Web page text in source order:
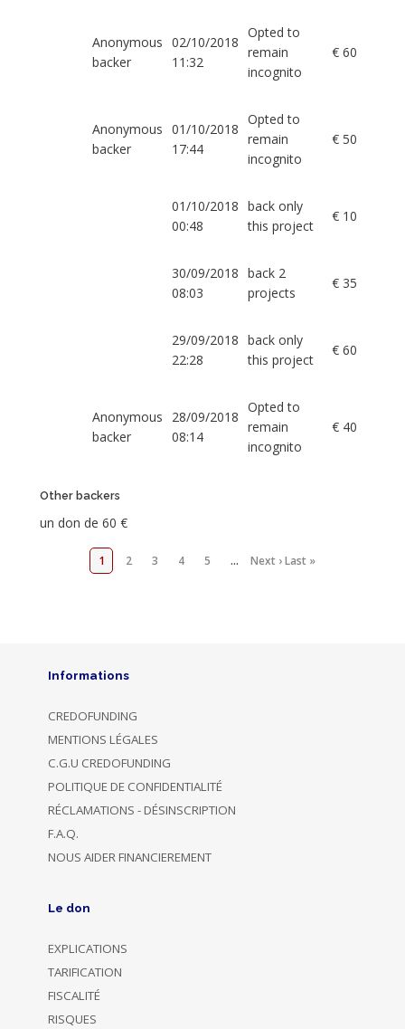
Anonymous
backer
02/10/2018
11:32
Opted to
remain
incognito
€ 60
Anonymous
backer
01/10/2018
17:44
Opted to
remain
incognito
€ 50
01/10/2018
00:48
back only
this project
€ 10
30/09/2018
08:03
back 2
projects
€ 35
29/09/2018
22:28
back only
this project
€ 60
Anonymous
backer
28/09/2018
08:14
Opted to
remain
incognito
€ 40
Other backers
un don de 60 €
1 2 3 4 5 … Next ›Last »
Informations
CREDOFUNDING
MENTIONS LÉGALES
C.G.U CREDOFUNDING
POLITIQUE DE CONFIDENTIALITÉ
RÉCLAMATIONS - DÉSINSCRIPTION
F.A.Q.
NOUS AIDER FINANCIEREMENT
Le don
EXPLICATIONS
TARIFICATION
FISCALITÉ
RISQUES